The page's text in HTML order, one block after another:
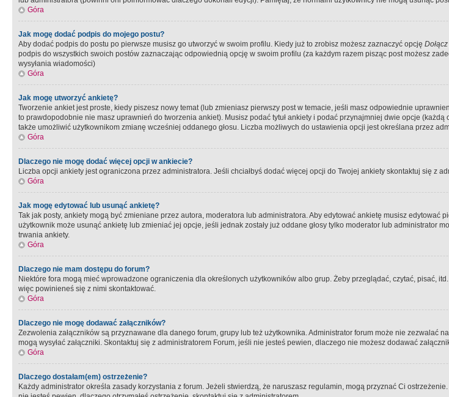
Góra
Jak mogę dodać podpis do mojego postu?
Aby dodać podpis do postu po pierwsze musisz go utworzyć w swoim profilu. Kiedy już to zrobisz możesz zaznaczyć opcję
podpis do wszystkich swoich postów zaznaczając odpowiednią opcję w swoim profilu (za każdym razem pisząc post możesz
wysyłania wiadomości)
Góra
Jak mogę utworzyć ankietę?
Tworzenie ankiet jest proste, kiedy piszesz nowy temat (lub zmieniasz pierwszy post w temacie, jeśli masz odpowiednie
to prawdopodobnie nie masz uprawnień do tworzenia ankiet). Musisz podać tytuł ankiety i podać przynajmniej dwie opcje
także umożliwić użytkownikom zmianę wcześniej oddanego głosu. Liczba możliwych do ustawienia opcji jest określana przez
Góra
Dlaczego nie mogę dodać więcej opcji w ankiecie?
Liczba opcji ankiety jest ograniczona przez administratora. Jeśli chciałbyś dodać więcej opcji do Twojej ankiety skontaktuj się z
Góra
Jak mogę edytować lub usunąć ankietę?
Tak jak posty, ankiety mogą być zmieniane przez autora, moderatora lub administratora. Aby edytować ankietę musisz edytować
użytkownik może usunąć ankietę lub zmieniać jej opcje, jeśli jednak zostały już oddane głosy tylko moderator lub administrator
trwania ankiety.
Góra
Dlaczego nie mam dostępu do forum?
Niektóre fora mogą mieć wprowadzone ograniczenia dla określonych użytkowników albo grup. Żeby przeglądać, czytać, pisać,
więc powinieneś się z nimi skontaktować.
Góra
Dlaczego nie mogę dodawać załączników?
Zezwolenia załączników są przyznawane dla danego forum, grupy lub też użytkownika. Administrator forum może nie
mogą wysyłać załączniki. Skontaktuj się z administratorem Forum, jeśli nie jesteś pewien, dlaczego nie możesz dodawać
Góra
Dlaczego dostałam(em) ostrzeżenie?
Każdy administrator określa zasady korzystania z forum. Jeżeli stwierdzą, że naruszasz regulamin, mogą przyznać Ci